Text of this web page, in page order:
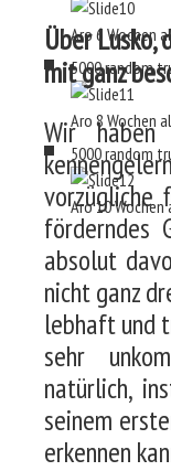
Aro 6 Wochen
5000random
Aro 8 Wochen
5000random
Aro 10
Über Lusko,
mit ganz
Wir
vorzügliche
förderndes
absolut
nicht ganz
lebhaft und
sehr
natürlich,
seinem
erkennen